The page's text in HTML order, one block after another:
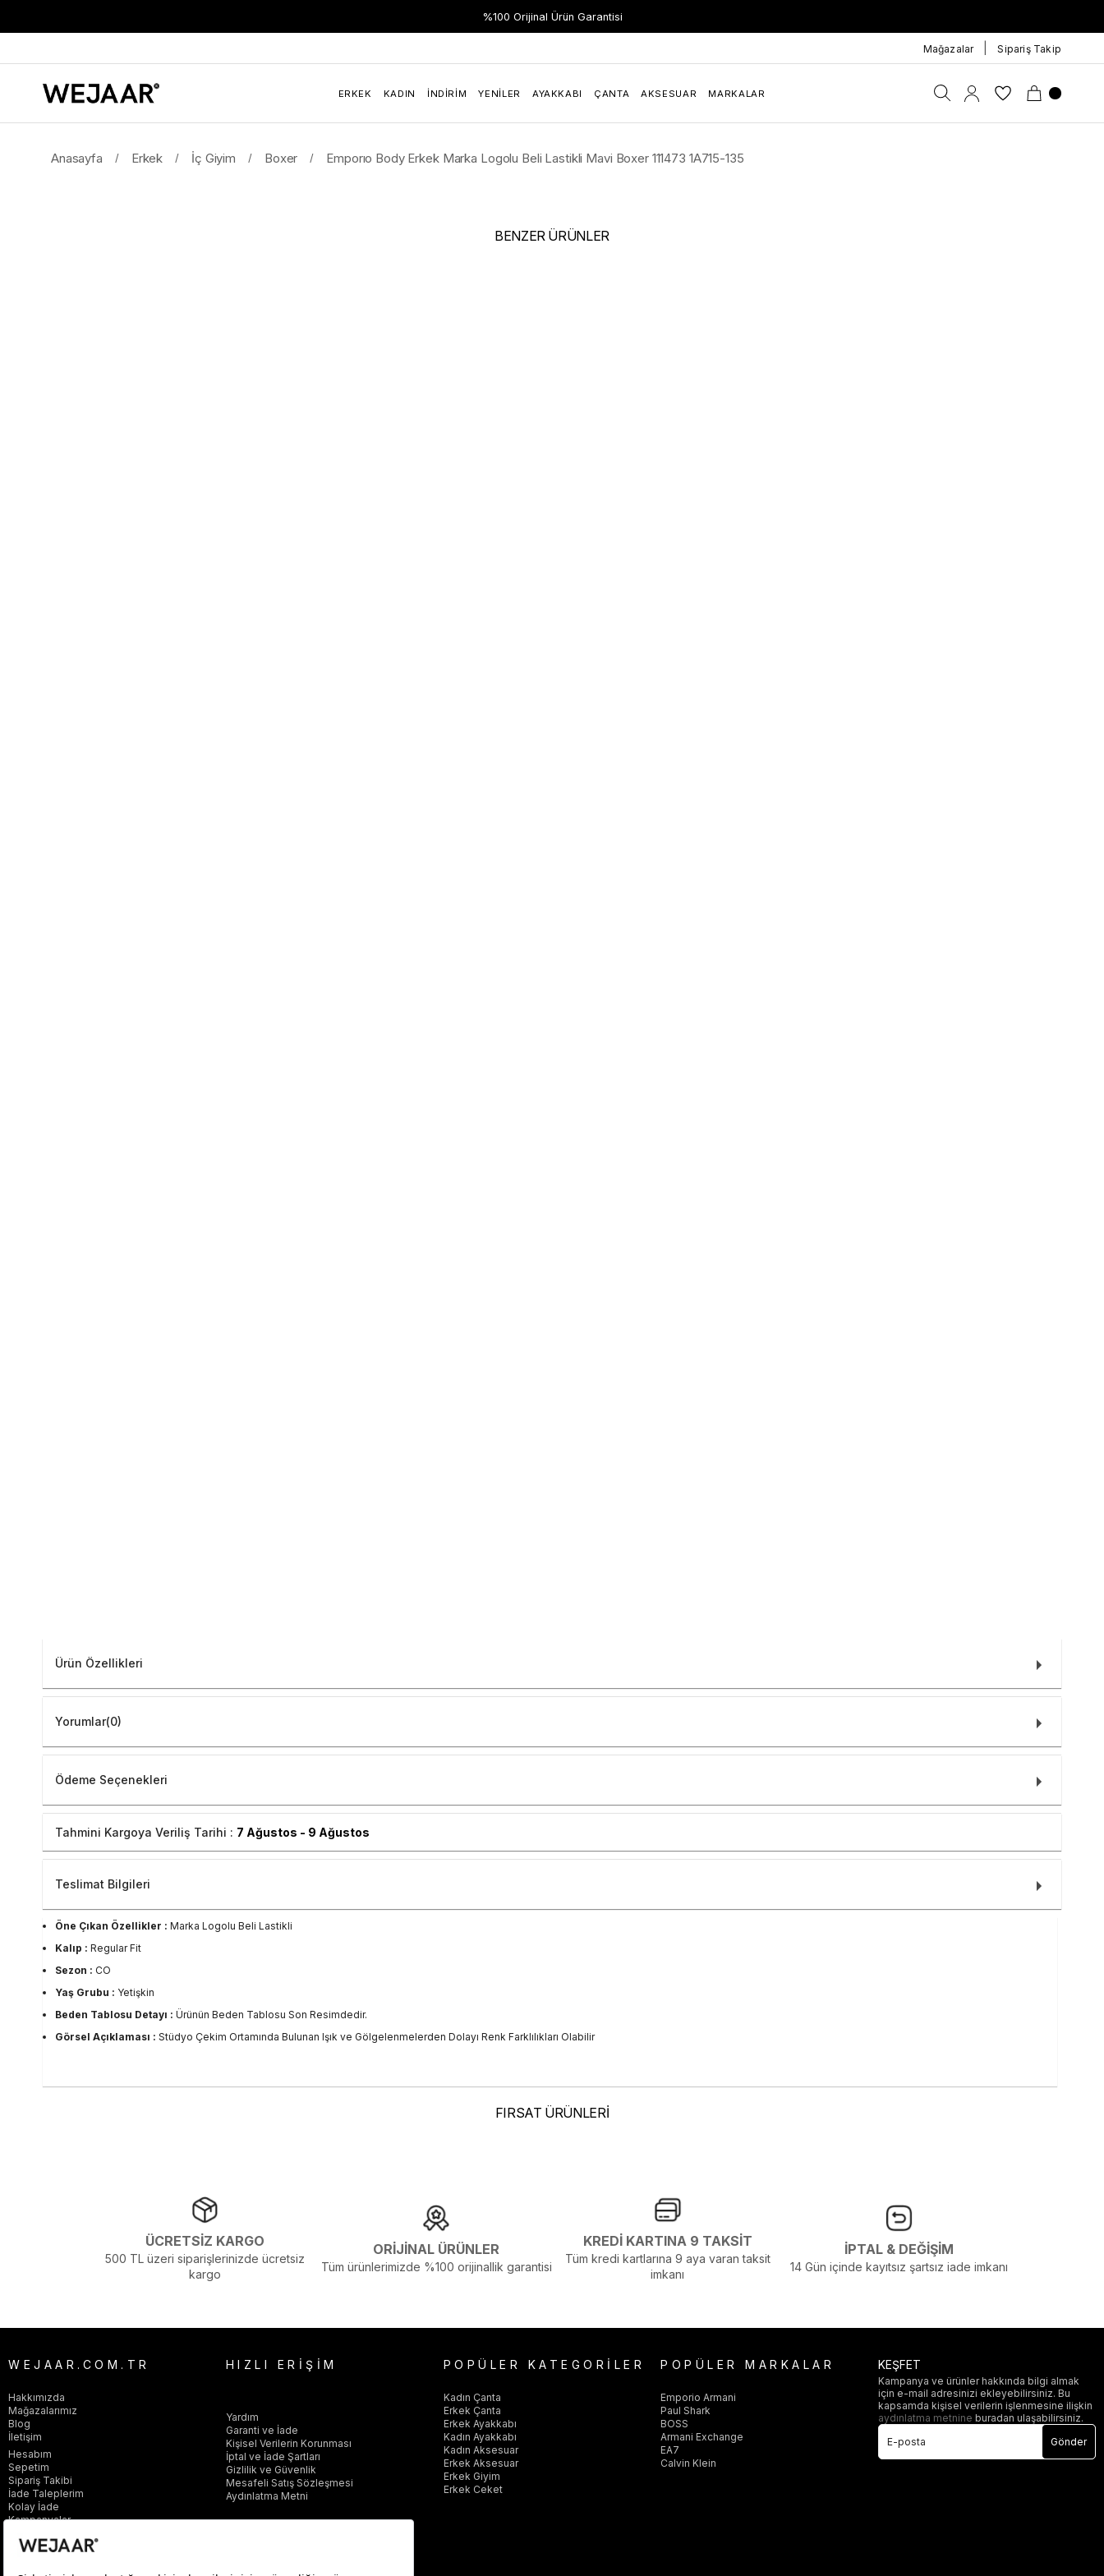
%100 Orijinal Ürün Garantisi
Hızlı Teslimat
Mağazalar Sipariş Takip
ERKEK KADIN İNDIRIM YENILER AYAKKABI ÇANTA AKSESUAR MARKALAR
Anasayfa Erkek İç Giyim Boxer Emporıo Body Erkek Marka Logolu Beli Lastikli Mavi Boxer 111473 1A715-135
BENZER ÜRÜNLER
Ürün Özellikleri
Yorumlar(0)
Ödeme Seçenekleri
Tahmini Kargoya Veriliş Tarihi : 7 Ağustos - 9 Ağustos
Teslimat Bilgileri
Öne Çıkan Özellikler : Marka Logolu Beli Lastikli
Kalıp : Regular Fit
Sezon : CO
Yaş Grubu : Yetişkin
Beden Tablosu Detayı : Ürünün Beden Tablosu Son Resimdedir.
Görsel Açıklaması : Stüdyo Çekim Ortamında Bulunan Işık ve Gölgelenmelerden Dolayı Renk Farklılıkları Olabilir
FIRSAT ÜRÜNLERİ
ÜCRETSİZ KARGO
500 TL üzeri siparişlerinizde ücretsiz
kargo
ORİJİNAL ÜRÜNLER
Tüm ürünlerimizde %100 orijinallik garantisi
KREDİ KARTINA 9 TAKSİT
Tüm kredi kartlarına 9 aya varan taksit
imkanı
İPTAL & DEĞİŞİM
14 Gün içinde kayıtsız şartsız iade imkanı
WEJAAR.COM.TR
Hakkımızda
Mağazalarımız
Blog
İletişim
Hesabım
Sepetim
Sipariş Takibi
İade Taleplerim
Kolay İade
Kampanyalar
HIZLI ERİŞİM
Yardım
Garanti ve İade
Kişisel Verilerin Korunması
İptal ve İade Şartları
Gizlilik ve Güvenlik
Mesafeli Satış Sözleşmesi
Aydınlatma Metni
POPÜLER KATEGORİLER
Kadın Çanta
Erkek Çanta
Erkek Ayakkabı
Kadın Ayakkabı
Kadın Aksesuar
Erkek Aksesuar
Erkek Giyim
Erkek Ceket
POPÜLER MARKALAR
Emporio Armani
Paul Shark
BOSS
Armani Exchange
EA7
Calvin Klein
KEŞFET
Kampanya ve ürünler hakkında bilgi almak
için e-mail adresinizi ekleyebilirsiniz. Bu
kapsamda kişisel verilerin işlenmesine ilişkin
aydınlatma metnineburadan ulaşabilirsiniz.
Gönder